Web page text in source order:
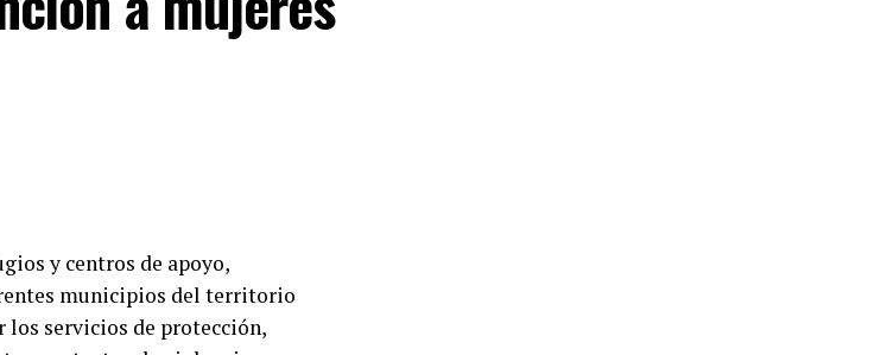
la cultura de la prevención y
tranquilidad de las familias
y centros de apoyo,
municipios del territorio
los servicios de protección,